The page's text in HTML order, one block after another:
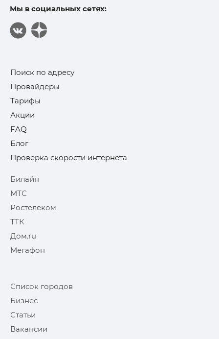
Мы в социальных сетях:
Поиск по адресу
Провайдеры
Тарифы
Акции
FAQ
Блог
Проверка скорости интернета
Билайн
МТС
Ростелеком
ТТК
Дом.ru
Мегафон
Список городов
Бизнес
Статьи
Вакансии